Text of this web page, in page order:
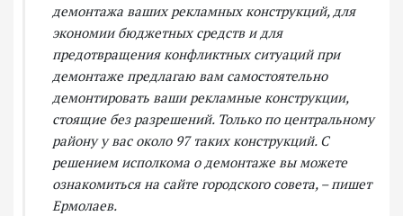
демонтажа ваших рекламных конструкций, для
экономии бюджетных средств и для
предотвращения конфликтных ситуаций при
демонтаже предлагаю вам самостоятельно
демонтировать ваши рекламные конструкции,
стоящие без разрешений. Только по центральному
району у вас около 97 таких конструкций. С
решением исполкома о демонтаже вы можете
ознакомиться на сайте городского совета, – пишет
Ермолаев.